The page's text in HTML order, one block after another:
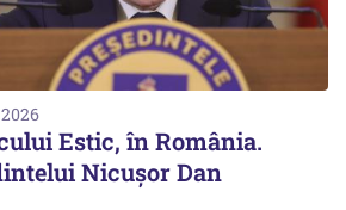
Estic, în România.
Nicușor Dan